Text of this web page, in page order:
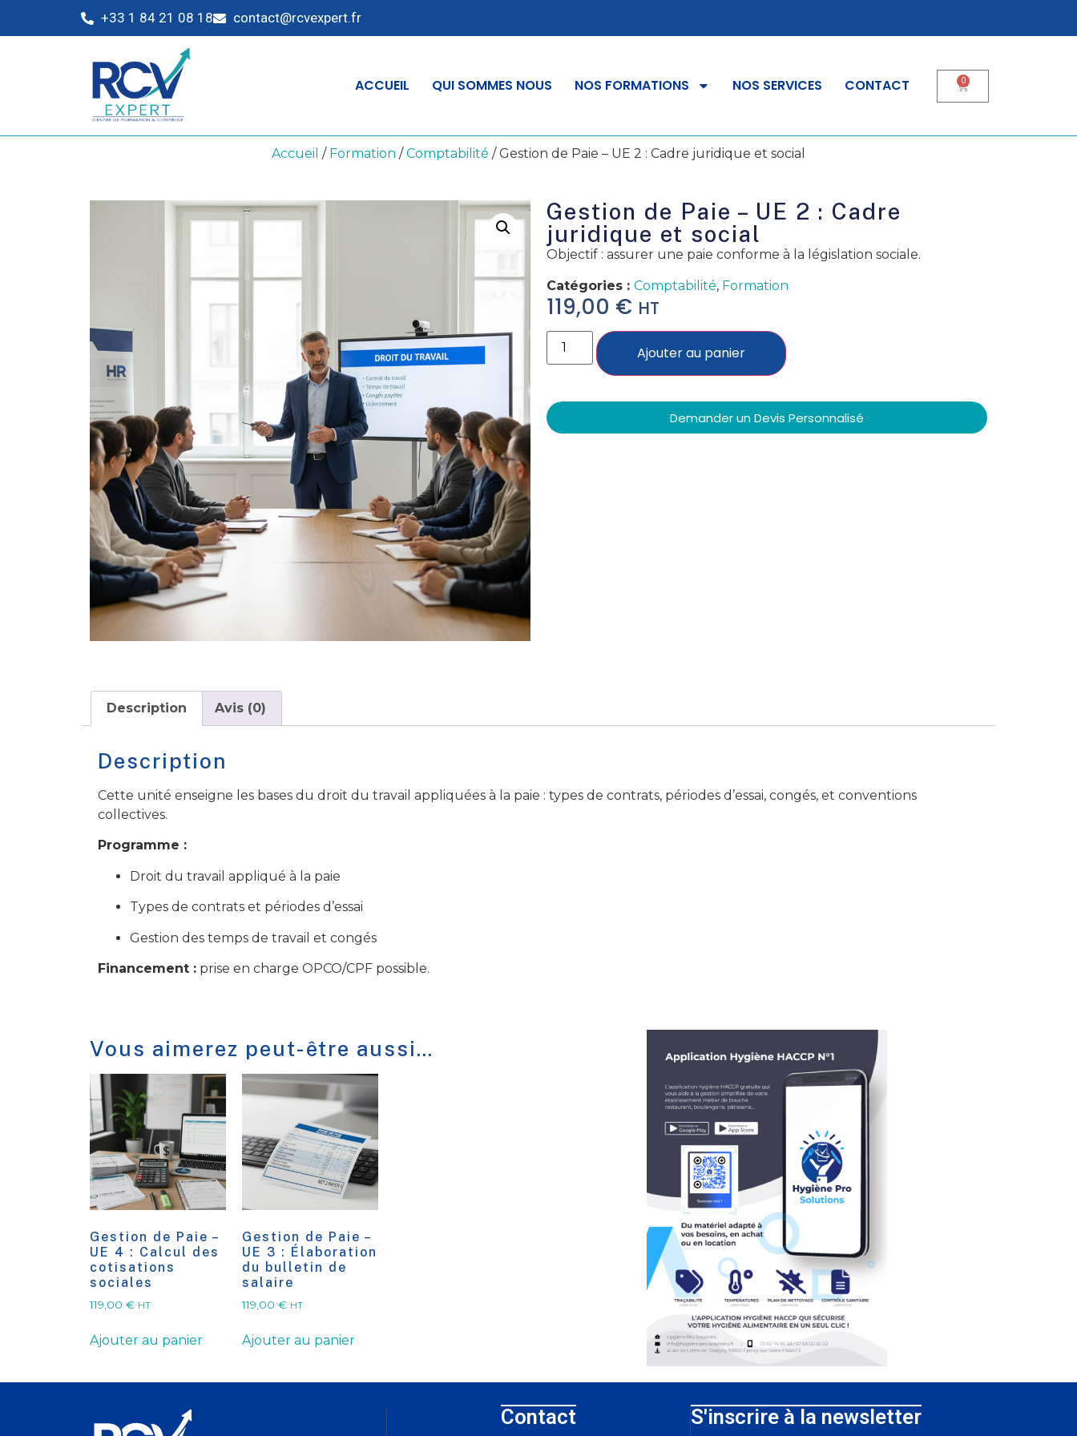
+33 1 84 21 08 18 contact@rcvexpert.fr
ACCUEIL QUI SOMMES NOUS NOS FORMATIONS NOS SERVICES CONTACT 0
Accueil / Formation / Comptabilité / Gestion de Paie – UE 2 : Cadre juridique et social
Gestion de Paie – UE 2 : Cadre
juridique et social
Objectif : assurer une paie conforme à la législation sociale.
Catégories : Comptabilité, Formation
119,00 € HT
Ajouter au panier
Demander un Devis Personnalisé
Description Avis (0)
Description
Cette unité enseigne les bases du droit du travail appliquées à la paie : types de contrats, périodes d’essai, congés, et conventions
collectives.
Programme :
Droit du travail appliqué à la paie
Types de contrats et périodes d’essai
Gestion des temps de travail et congés
Financement : prise en charge OPCO/CPF possible.
Vous aimerez peut-être aussi…
Gestion de Paie –
UE 4 : Calcul des
cotisations
sociales
119,00 € HT
Ajouter au panier
Gestion de Paie –
UE 3 : Élaboration
du bulletin de
salaire
119,00 € HT
Ajouter au panier
Contact S'inscrire à la newsletter